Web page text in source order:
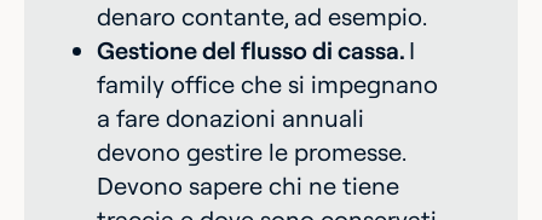
denaro contante, ad esempio.
Gestione del flusso di cassa. I
family office che si impegnano
a fare donazioni annuali
devono gestire le promesse.
Devono sapere chi ne tiene